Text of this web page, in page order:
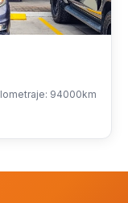
94000km